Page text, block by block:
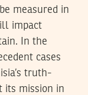
measured in
impact
In the
cases
truth-
its mission in